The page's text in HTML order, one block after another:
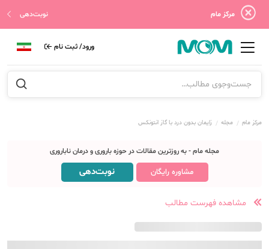
مرکز مام نوبت‌دهی
ورود/ ثبت نام
مرکز مام مجله زایمان بدون درد با گاز انتونکس
مجله مام - به روزترین مقالات در حوزه باروری و درمان ناباروری
مشاوره رایگان نوبت‌دهی
مشاهده فهرست مطالب